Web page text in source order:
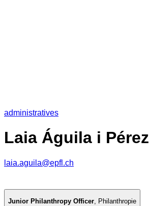
administratives
Laia Águila i Pérez
laia.aguila@epfl.ch
Junior Philanthropy Officer, Philanthropie